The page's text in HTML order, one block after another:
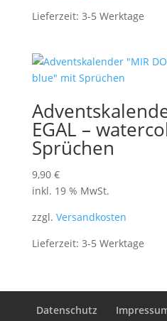
Lieferzeit: 3-5 Werktage
EGAL –
Sprüchen
9,90 €
inkl. 19 % MwSt.
zzgl. Versandkosten
Lieferzeit: 3-5 Werktage
Datenschutz